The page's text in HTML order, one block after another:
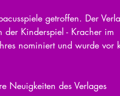
getroffen. Der
der Kinderspiel - Kracher im
nominiert und wurde vor
Neuigkeiten des Verlages